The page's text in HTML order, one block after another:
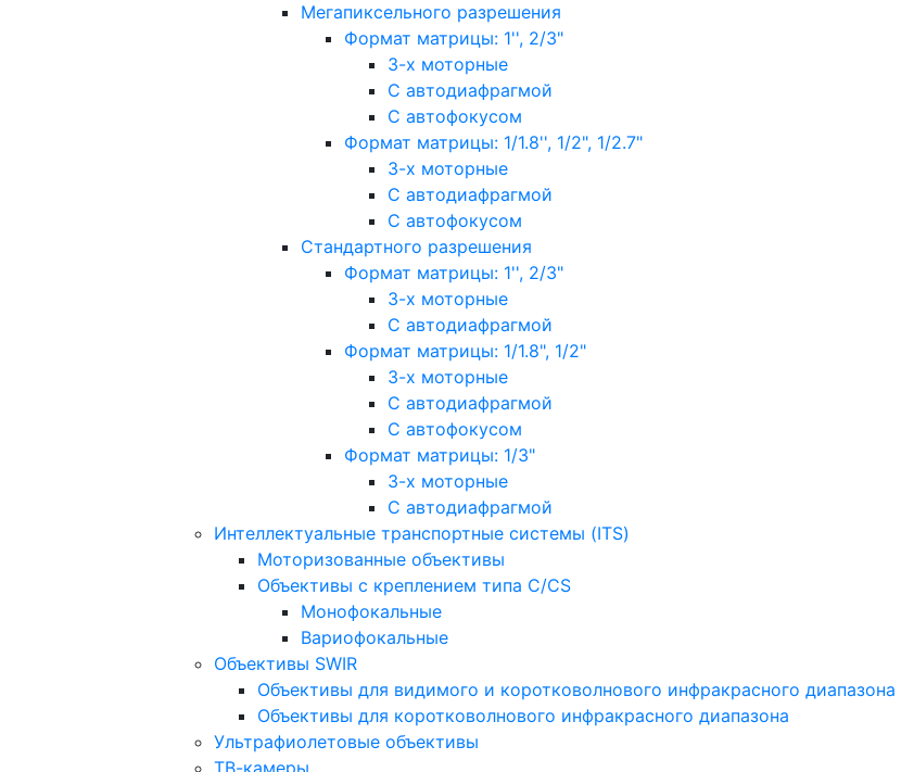
Мегапиксельного разрешения
Формат матрицы: 1'', 2/3"
3-х моторные
С автодиафрагмой
С автофокусом
Формат матрицы: 1/1.8'', 1/2", 1/2.7"
3-х моторные
С автодиафрагмой
С автофокусом
Стандартного разрешения
Формат матрицы: 1'', 2/3"
3-х моторные
С автодиафрагмой
Формат матрицы: 1/1.8", 1/2"
3-х моторные
С автодиафрагмой
С автофокусом
Формат матрицы: 1/3"
3-х моторные
С автодиафрагмой
Интеллектуальные транспортные системы (ITS)
Моторизованные объективы
Объективы с креплением типа C/CS
Монофокальные
Вариофокальные
Объективы SWIR
Объективы для видимого и коротковолнового инфракрасного диапазона
Объективы для коротковолнового инфракрасного диапазона
Ультрафиолетовые объективы
ТВ-камеры